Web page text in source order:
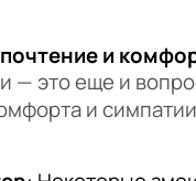
и
— это еще и
и